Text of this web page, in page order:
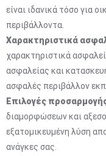
είναι ιδανικά τόσο για
περιβάλλοντα.
Χαρακτηριστικά
χαρακτηριστικά
ασφαλείας και
ασφαλές περιβάλλον
Επιλογές
διαμορφώσεων και
εξατομικευμένη λύση
ανάγκες σας.